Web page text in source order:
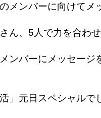
メンバーに向けてメ
ん、5人で力を合わ
ンバーにメッセージ
」元日スペシャルで